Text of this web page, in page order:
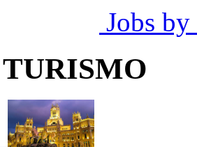
Jobs by